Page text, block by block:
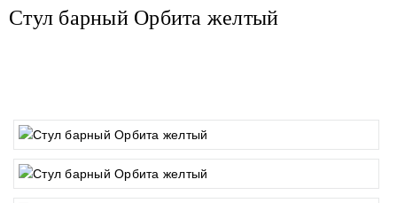
Стул барный Орбита желтый